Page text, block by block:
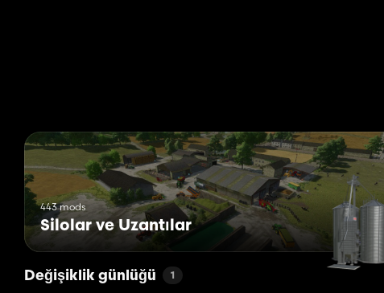
443 mods
Silolar ve Uzantılar
Değişiklik günlüğü 1